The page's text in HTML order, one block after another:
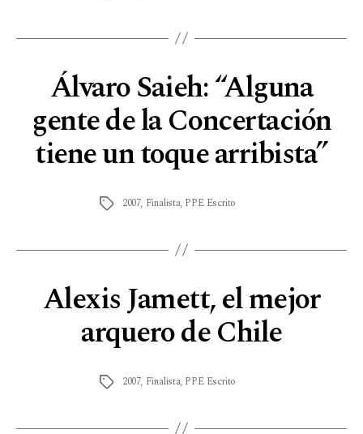
Álvaro Saieh: “Alguna
gente de la Concertación
tiene un toque arribista”
2007, Finalista, PPE Escrito
Alexis Jamett, el mejor
arquero de Chile
2007, Finalista, PPE Escrito